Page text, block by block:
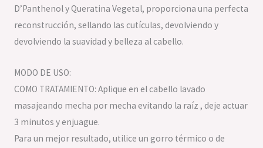
D’Panthenol y Queratina Vegetal, proporciona una perfecta
reconstrucción, sellando las cutículas, devolviendo y
devolviendo la suavidad y belleza al cabello.
MODO DE USO:
COMO TRATAMIENTO: Aplique en el cabello lavado
masajeando mecha por mecha evitando la raíz , deje actuar
3 minutos y enjuague.
Para un mejor resultado, utilice un gorro térmico o de